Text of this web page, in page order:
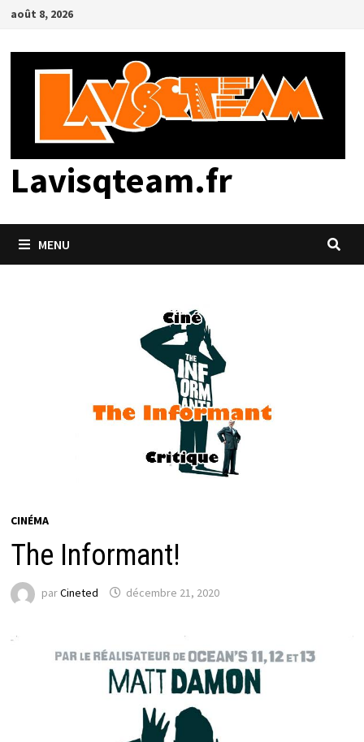
Passer
contenu
août 8, 2026
Lavisqteam.fr
MENU
CINÉMA
The Informant!
parCineted décembre 21, 2020